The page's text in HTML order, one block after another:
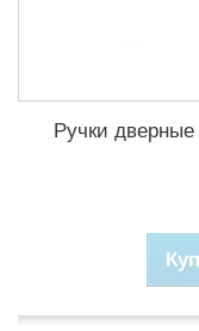
Ручки